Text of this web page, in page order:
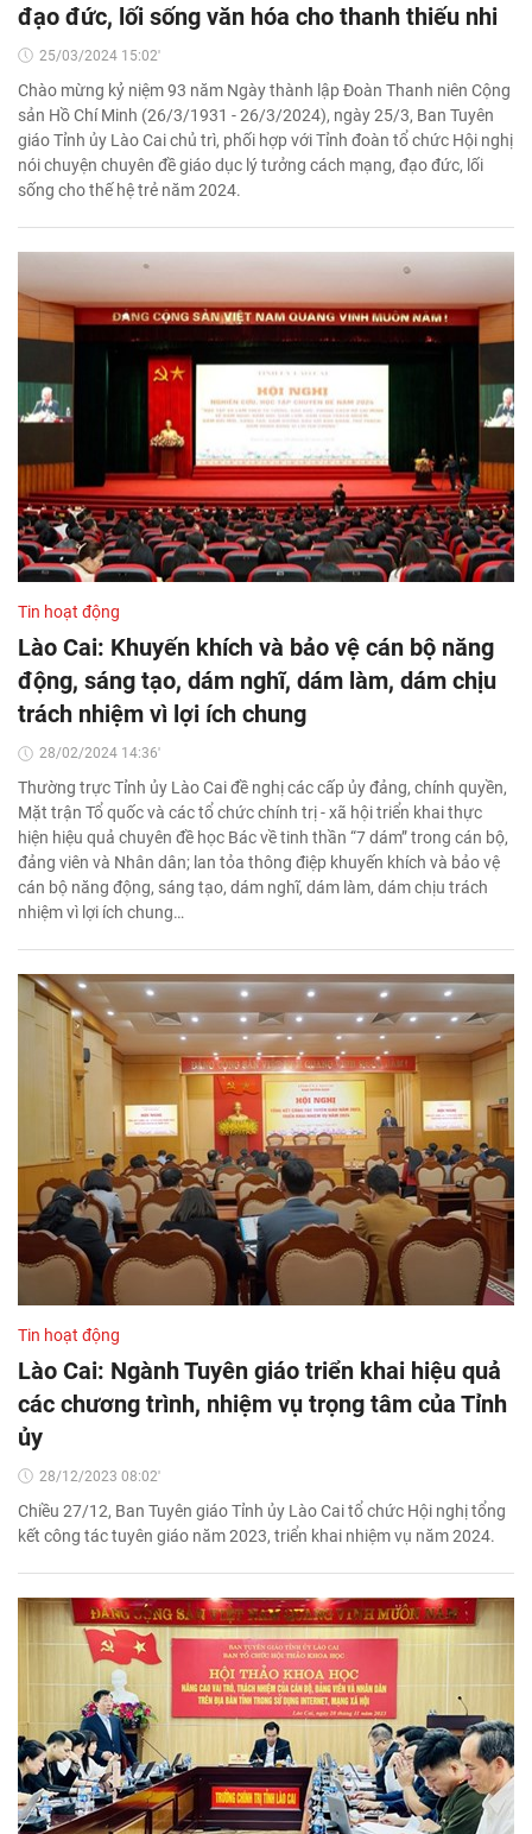
đạo đức, lối sống văn hóa cho thanh thiếu nhi
25/03/2024 15:02'
Chào mừng kỷ niệm 93 năm Ngày thành lập Đoàn Thanh niên Cộng
sản Hồ Chí Minh (26/3/1931 - 26/3/2024), ngày 25/3, Ban Tuyên
giáo Tỉnh ủy Lào Cai chủ trì, phối hợp với Tỉnh đoàn tổ chức Hội nghị
nói chuyện chuyên đề giáo dục lý tưởng cách mạng, đạo đức, lối
sống cho thế hệ trẻ năm 2024.
Tin hoạt động
Lào Cai: Khuyến khích và bảo vệ cán bộ năng
động, sáng tạo, dám nghĩ, dám làm, dám chịu
trách nhiệm vì lợi ích chung
28/02/2024 14:36'
Thường trực Tỉnh ủy Lào Cai đề nghị các cấp ủy đảng, chính quyền,
Mặt trận Tổ quốc và các tổ chức chính trị - xã hội triển khai thực
hiện hiệu quả chuyên đề học Bác về tinh thần “7 dám” trong cán bộ,
đảng viên và Nhân dân; lan tỏa thông điệp khuyến khích và bảo vệ
cán bộ năng động, sáng tạo, dám nghĩ, dám làm, dám chịu trách
nhiệm vì lợi ích chung…
Tin hoạt động
Lào Cai: Ngành Tuyên giáo triển khai hiệu quả
các chương trình, nhiệm vụ trọng tâm của Tỉnh
ủy
28/12/2023 08:02'
Chiều 27/12, Ban Tuyên giáo Tỉnh ủy Lào Cai tổ chức Hội nghị tổng
kết công tác tuyên giáo năm 2023, triển khai nhiệm vụ năm 2024.